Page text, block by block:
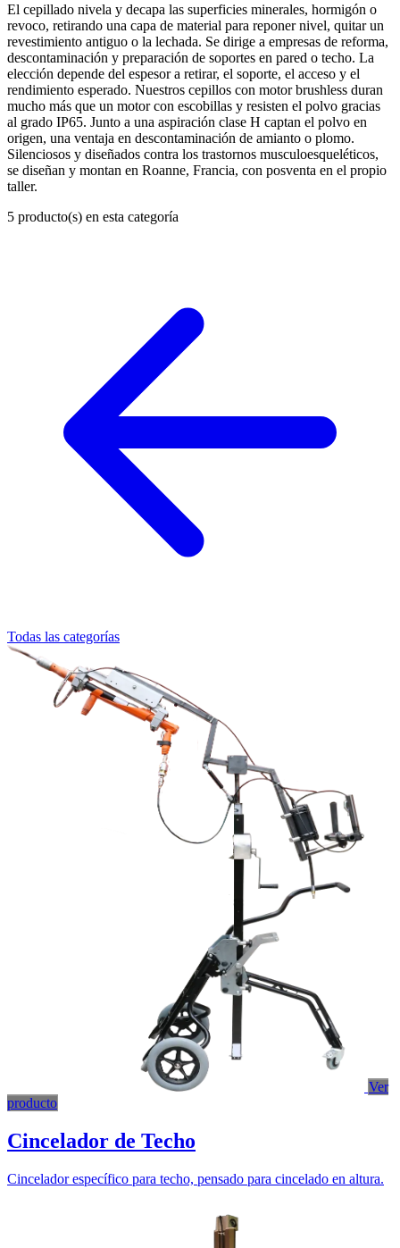
El cepillado nivela y decapa las superficies minerales, hormigón o
revoco, retirando una capa de material para reponer nivel, quitar un
revestimiento antiguo o la lechada. Se dirige a empresas de reforma,
descontaminación y preparación de soportes en pared o techo. La
elección depende del espesor a retirar, el soporte, el acceso y el
rendimiento esperado. Nuestros cepillos con motor brushless duran
mucho más que un motor con escobillas y resisten el polvo gracias
al grado IP65. Junto a una aspiración clase H captan el polvo en
origen, una ventaja en descontaminación de amianto o plomo.
Silenciosos y diseñados contra los trastornos musculoesqueléticos,
se diseñan y montan en Roanne, Francia, con posventa en el propio
taller.
5 producto(s) en esta categoría
Todas las categorías
Ver
producto
Cincelador de Techo
Cincelador específico para techo, pensado para cincelado en altura.